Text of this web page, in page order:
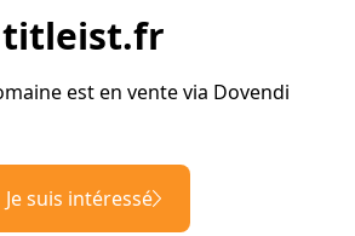
titleist.fr
est en vente via Dovendi
Je suis intéressé